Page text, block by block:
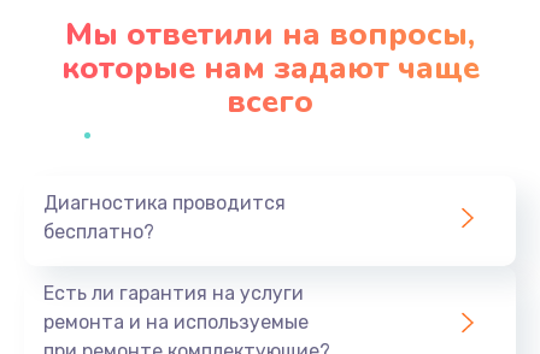
Заказать
Профилактическая чистка
Заказать
Мы ответили на вопросы,
которые нам задают чаще
всего
Диагностика проводится
бесплатно?
Есть ли гарантия на услуги
ремонта и на используемые